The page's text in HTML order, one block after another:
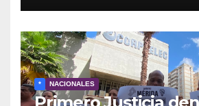
* NACIONALES